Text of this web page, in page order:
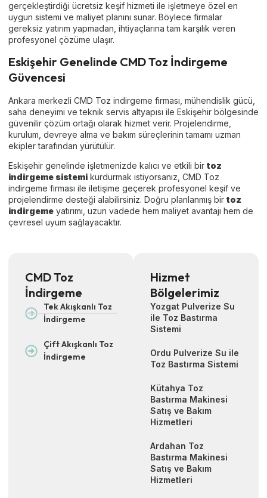
gerçekleştirdiği ücretsiz keşif hizmeti ile işletmeye özel en
uygun sistemi ve maliyet planını sunar. Böylece firmalar
gereksiz yatırım yapmadan, ihtiyaçlarına tam karşılık veren
profesyonel çözüme ulaşır.
Eskişehir Genelinde CMD Toz İndirgeme
Güvencesi
Ankara merkezli CMD Toz indirgeme firması, mühendislik gücü,
saha deneyimi ve teknik servis altyapısı ile Eskişehir bölgesinde
güvenilir çözüm ortağı olarak hizmet verir. Projelendirme,
kurulum, devreye alma ve bakım süreçlerinin tamamı uzman
ekipler tarafından yürütülür.
Eskişehir genelinde işletmenizde kalıcı ve etkili bir toz
indirgeme sistemi kurdurmak istiyorsanız, CMD Toz
indirgeme firması ile iletişime geçerek profesyonel keşif ve
projelendirme desteği alabilirsiniz. Doğru planlanmış bir toz
indirgeme yatırımı, uzun vadede hem maliyet avantajı hem de
çevresel uyum sağlayacaktır.
CMD Toz
İndirgeme
Tek Akışkanlı Toz
İndirgeme
Çift Akışkanlı Toz
İndirgeme
Hizmet
Bölgelerimiz
Yozgat Pulverize Su
ile Toz Bastırma
Sistemi
Ordu Pulverize Su ile
Toz Bastırma Sistemi
Kütahya Toz
Bastırma Makinesi
Satış ve Bakım
Hizmetleri
Ardahan Toz
Bastırma Makinesi
Satış ve Bakım
Hizmetleri